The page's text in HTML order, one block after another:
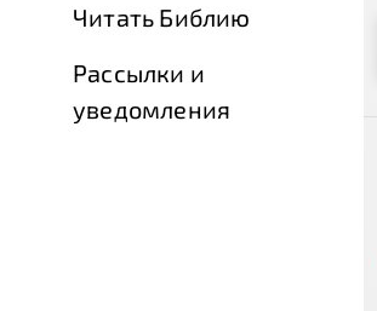
Читать Библию
Рассылки и
уведомления